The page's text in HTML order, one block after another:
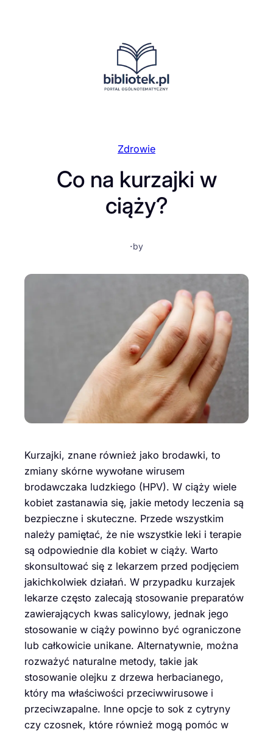
Zdrowie
Co na kurzajki w
ciąży?
·by
Kurzajki, znane również jako brodawki, to
zmiany skórne wywołane wirusem
brodawczaka ludzkiego (HPV). W ciąży wiele
kobiet zastanawia się, jakie metody leczenia są
bezpieczne i skuteczne. Przede wszystkim
należy pamiętać, że nie wszystkie leki i terapie
są odpowiednie dla kobiet w ciąży. Warto
skonsultować się z lekarzem przed podjęciem
jakichkolwiek działań. W przypadku kurzajek
lekarze często zalecają stosowanie preparatów
zawierających kwas salicylowy, jednak jego
stosowanie w ciąży powinno być ograniczone
lub całkowicie unikane. Alternatywnie, można
rozważyć naturalne metody, takie jak
stosowanie olejku z drzewa herbacianego,
który ma właściwości przeciwwirusowe i
przeciwzapalne. Inne opcje to sok z cytryny
czy czosnek, które również mogą pomóc w